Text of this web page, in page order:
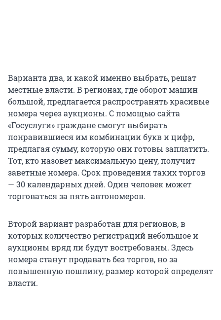
Варианта два, и какой именно выбрать, решат
местные власти. В регионах, где оборот машин
большой, предлагается распространять красивые
номера через аукционы. С помощью сайта
«Госуслуги» граждане смогут выбирать
понравившиеся им комбинации букв и цифр,
предлагая сумму, которую они готовы заплатить.
Тот, кто назовет максимальную цену, получит
заветные номера. Срок проведения таких торгов
— 30 календарных дней. Один человек может
торговаться за пять автономеров.
Второй вариант разработан для регионов, в
которых количество регистраций небольшое и
аукционы вряд ли будут востребованы. Здесь
номера станут продавать без торгов, но за
повышенную пошлину, размер которой определят
власти.